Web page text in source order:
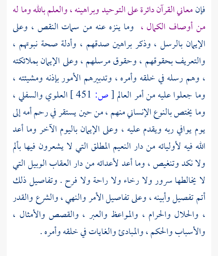
فإنمعاني القرآن دائرة على التوحيد وبراهينه ، والعلم بالله وما له
من أوصاف الكمال ، وما ينزه عنه من سمات النقص ، وعلى
الإيمان بالرسل ، وذكر براهين صدقهم ، وأدلة صحة نبوتهم ،
والتعريف بحقوقهم ، وحقوق مرسلهم ، وعلى الإيمان بملائكته
، وهم رسله في خلقه وأمره ، وتدبيرهم الأمور بإذنه ومشيئته ،
وما جعلوا عليه من أمر العالم[ص:
العلوي والسفلي ،
وما يختص بالنوع الإنساني منهم ، من حين يستقر في رحم أمه إلى
يوم يوافي ربه ويقدم عليه ، وعلى الإيمان باليوم الآخر وما أعد
الله فيه لأوليائه من دار النعيم المطلق التي لا يشعرون فيها بألم
ولا نكد وتنغيص ، وما أعد لأعدائه من دار العقاب الوبيل التي
لا يخالطها سرور ولا رخاء ولا راحة ولا فرح . وتفاصيل ذلك
أتم تفصيل وأبينه ، وعلى تفاصيل الأمر والنهي ، والشرع والقدر
، والحلال والحرام ، والمواعظ والعبر ، والقصص والأمثال ،
والأسباب والحكم ، والمبادئ والغايات في خلقه وأمره .